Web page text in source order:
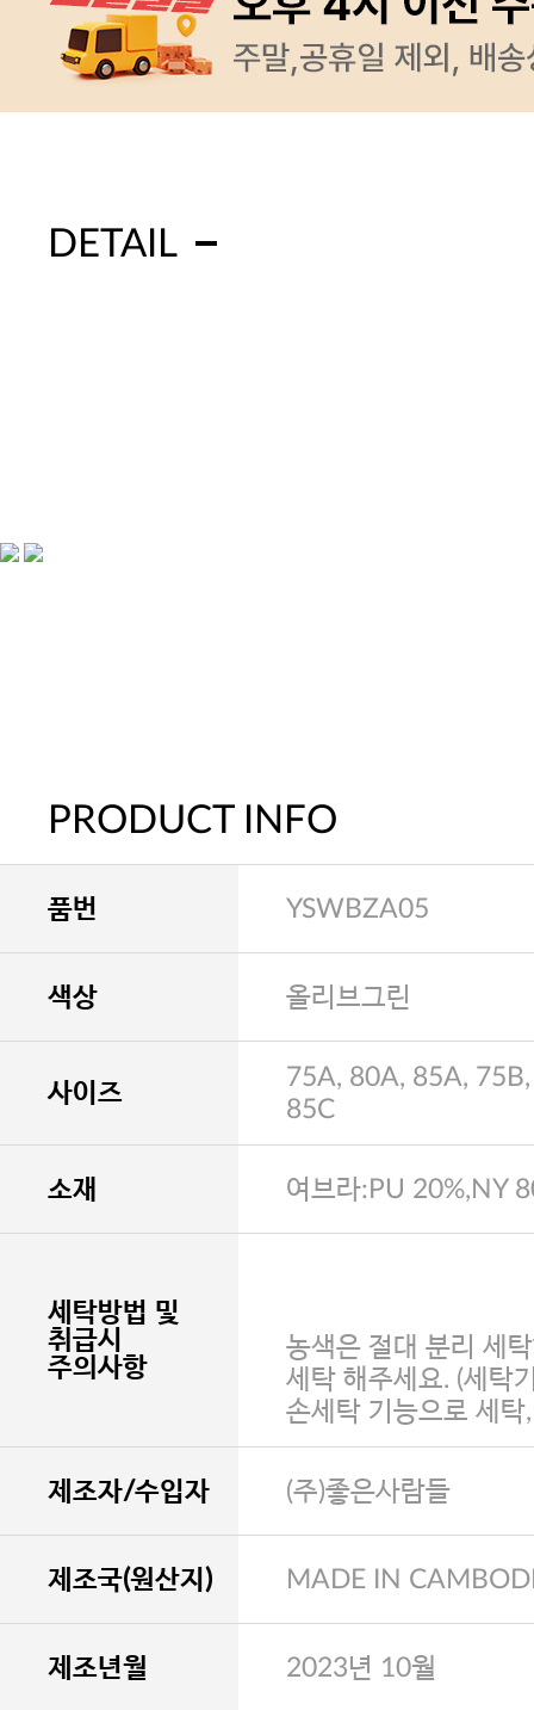
DETAIL
PRODUCT INFO
품번 YSWBZA05
색상 올리브그린
사이즈
75A, 80A, 85A,
85C
소재 여브라:PU 20%,NY
세탁방법 및
취급시
주의사항
농색은 절대 분리 세
세탁 해주세요. (세탁
손세탁 기능으로 세탁
제조자/수입자 (주)좋은사람들
제조국(원산지) MADE IN
제조년월 2023년 10월